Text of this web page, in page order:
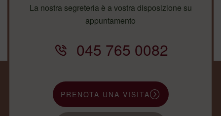
La nostra segreteria è a vostra disposizione su
appuntamento
045 765 0082
PRENOTA UNA VISITA